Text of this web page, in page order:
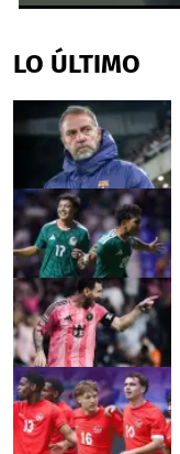
of
51
LO ÚLTIMO